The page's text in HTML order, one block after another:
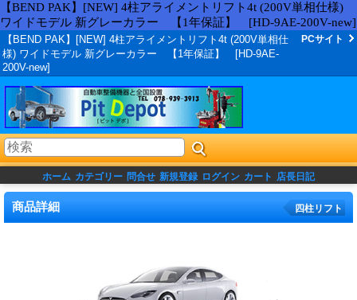
【BEND PAK】[NEW] 4柱アライメントリフト4t (200V単相仕様)
ワイドモデル 新グレーカラー 【1年保証】 [HD-9AE-200V-new]
【BEND PAK】[NEW] 4柱アライメントリフト4t (200V単相仕
様) ワイドモデル 新グレーカラー 【1年保証】 [HD-9AE-
200V-new]
PCサイト
ホーム カテゴリー 問合せ 新規登録 ログイン カート 店長日記
商品詳細 四柱リフト